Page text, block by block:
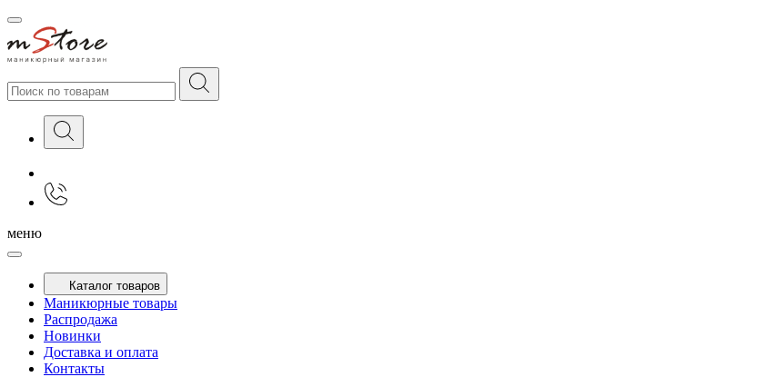
меню
Каталог товаров
Маникюрные товары
Распродажа
Новинки
Доставка и оплата
Контакты